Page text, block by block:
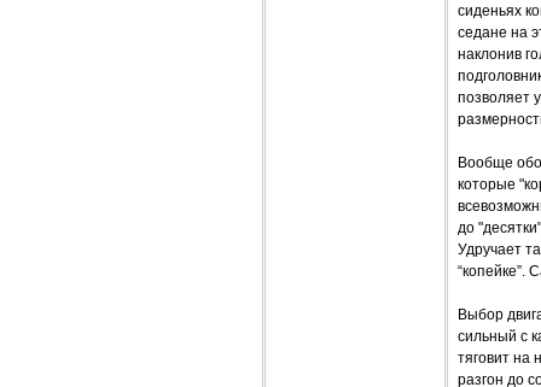
сиденьях
седане на
наклонив
позволяет
Вообще
которые
до
Удручает
“копейке”.
Выбор
сильный с
тяговит на
разгон до